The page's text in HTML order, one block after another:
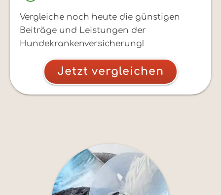
Vergleiche noch heute die günstigen
Beiträge und Leistungen der
Hundekrankenversicherung!
Jetzt vergleichen